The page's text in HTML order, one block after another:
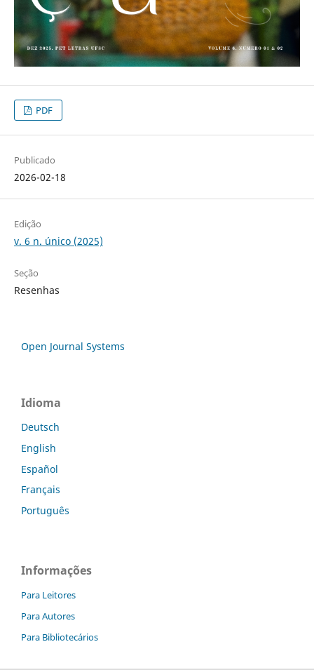
PDF
Publicado
2026-02-18
Edição
v. 6 n. único (2025)
Seção
Resenhas
Open Journal Systems
Idioma
Deutsch
English
Español
Français
Português
Informações
Para Leitores
Para Autores
Para Bibliotecários